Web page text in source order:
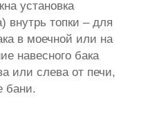
установка
внутрь топки – для
в моечной или на
навесного бака
или слева от печи,
бани.